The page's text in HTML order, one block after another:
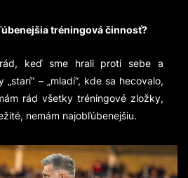
tréningová činnosť?
keď sme hrali proti sebe a
– „mladí“, kde sa hecovalo,
rád všetky tréningové zložky,
nemám najobľúbenejšiu.